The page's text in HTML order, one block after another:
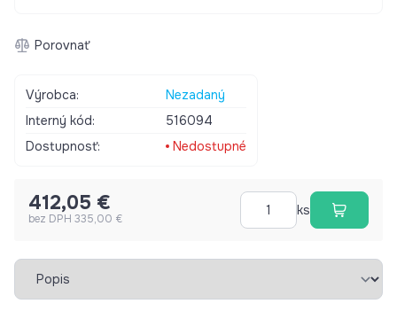
Porovnať
Výrobca:
Nezadaný
Interný kód:
516094
Dostupnosť:
Nedostupné
412,05 €
bez DPH 335,00 €
ks
Vybrať záložku